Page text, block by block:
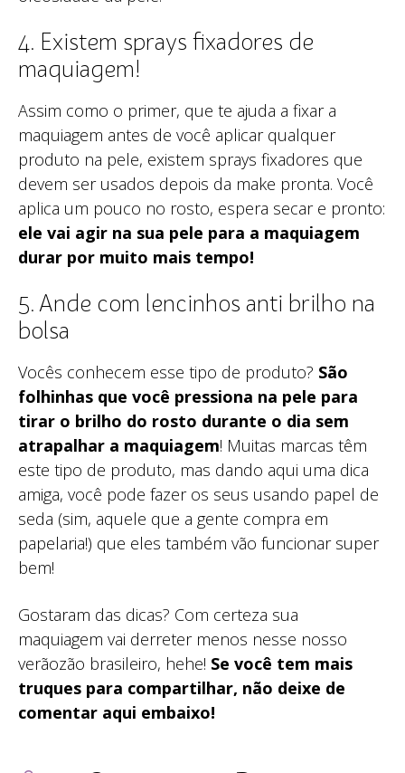
4. Existem sprays fixadores de
maquiagem!
Assim como o primer, que te ajuda a fixar a
maquiagem antes de você aplicar qualquer
produto na pele, existem sprays fixadores que
devem ser usados depois da make pronta. Você
aplica um pouco no rosto, espera secar e pronto:
ele vai agir na sua pele para a maquiagem
durar por muito mais tempo!
5. Ande com lencinhos anti brilho na
bolsa
Vocês conhecem esse tipo de produto? São
folhinhas que você pressiona na pele para
tirar o brilho do rosto durante o dia sem
atrapalhar a maquiagem! Muitas marcas têm
este tipo de produto, mas dando aqui uma dica
amiga, você pode fazer os seus usando papel de
seda (sim, aquele que a gente compra em
papelaria!) que eles também vão funcionar super
bem!
Gostaram das dicas? Com certeza sua
maquiagem vai derreter menos nesse nosso
verãozão brasileiro, hehe! Se você tem mais
truques para compartilhar, não deixe de
comentar aqui embaixo!